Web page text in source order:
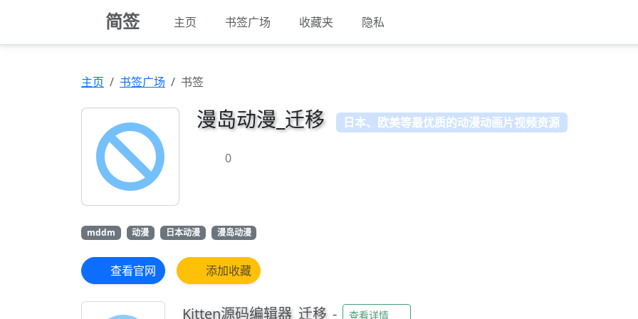
简签 主页 书签广场 收藏夹 隐私
主页 书签广场 书签
漫岛动漫_迁移 日本、欧美等最优质的动漫动画片视频资源
0
mddm 动漫 日本动漫 漫岛动漫
查看官网 添加收藏
Kitten源码编辑器_迁移 - 查看详情